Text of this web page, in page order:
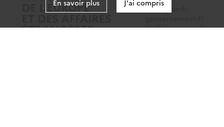
data.gouv.fr
legifrance.gouv.fr
En savoir plus J'ai compris